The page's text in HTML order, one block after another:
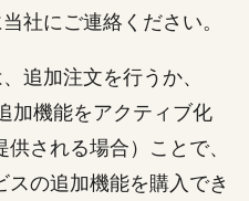
社にご連絡ください。
追加注文を行うか、
加機能をアクティブ化
される場合）ことで、
の追加機能を購入でき